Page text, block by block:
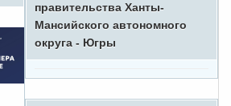
правительства Ханты-
Мансийского автономного
округа - Югры